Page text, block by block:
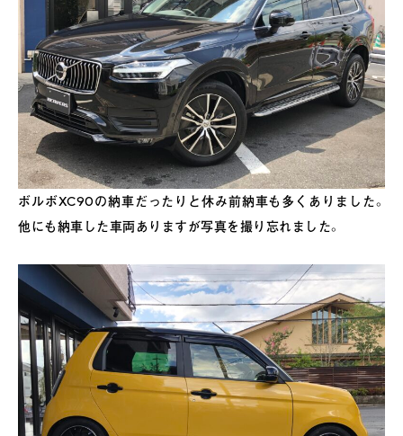
ボルボXC90の納車だったりと休み前納車も多くありました。
他にも納車した車両ありますが写真を撮り忘れました。